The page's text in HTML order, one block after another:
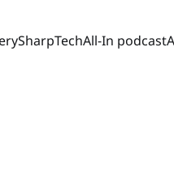
SharpTechAll-In podcast